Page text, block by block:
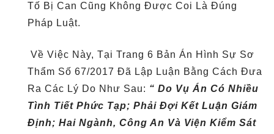
Tố Bị Can Cũng Không Được Coi Là Đúng
Pháp Luật.
Về Việc Này, Tại Trang 6 Bản Án Hình Sự Sơ
Thẩm Số 67/2017 Đã Lập Luận Bằng Cách Đưa
Ra Các Lý Do Như Sau: “ Do Vụ Án Có Nhiều
Tình Tiết Phức Tạp; Phải Đợi Kết Luận Giám
Định; Hai Ngành, Công An Và Viện Kiểm Sát